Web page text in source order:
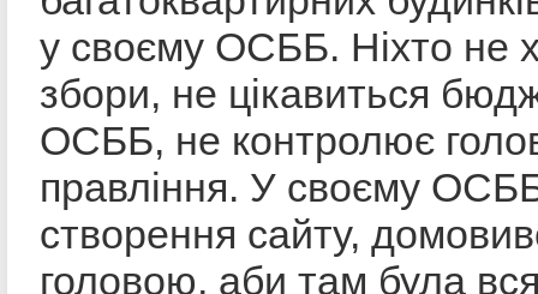
у своєму ОСББ. Ніхто не
збори, не цікавиться
ОСББ, не контролює
правління. У своєму
створення сайту,
головою, аби там була